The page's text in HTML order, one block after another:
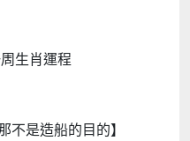
生肖運程
不是造船的目的】